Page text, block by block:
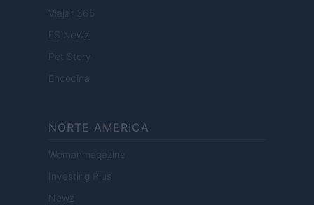
Viajar 365
ES Newz
Pet Story
Encocina
NORTE AMERICA
Womanmagazine
Investing Plus
Newz